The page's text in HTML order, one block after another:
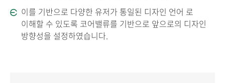
이를 기반으로 다양한 유저가 통일된 디자인 언어 로
이해할 수 있도록 코어밸류를 기반으로 앞으로의 디자인
방향성을 설정하였습니다.